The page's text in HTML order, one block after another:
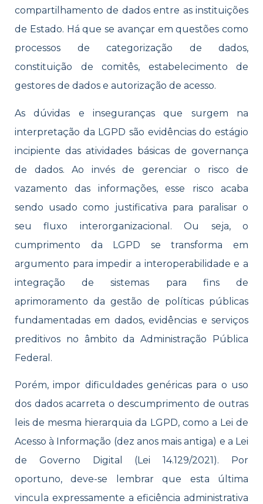
compartilhamento de dados entre as instituições
de Estado. Há que se avançar em questões como
processos de categorização de dados,
constituição de comitês, estabelecimento de
gestores de dados e autorização de acesso.
As dúvidas e inseguranças que surgem na
interpretação da LGPD são evidências do estágio
incipiente das atividades básicas de governança
de dados. Ao invés de gerenciar o risco de
vazamento das informações, esse risco acaba
sendo usado como justificativa para paralisar o
seu fluxo interorganizacional. Ou seja, o
cumprimento da LGPD se transforma em
argumento para impedir a interoperabilidade e a
integração de sistemas para fins de
aprimoramento da gestão de políticas públicas
fundamentadas em dados, evidências e serviços
preditivos no âmbito da Administração Pública
Federal.
Porém, impor dificuldades genéricas para o uso
dos dados acarreta o descumprimento de outras
leis de mesma hierarquia da LGPD, como a Lei de
Acesso à Informação (dez anos mais antiga) e a Lei
de Governo Digital (Lei 14.129/2021). Por
oportuno, deve-se lembrar que esta última
vincula expressamente a eficiência administrativa